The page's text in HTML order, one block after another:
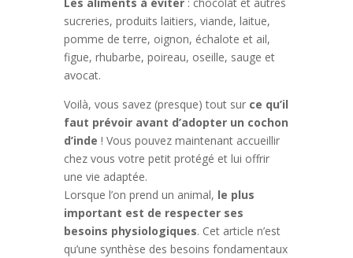
sucreries, produits laitiers, viande, laitue,
pomme de terre, oignon, échalote et ail,
figue, rhubarbe, poireau, oseille, sauge et
avocat.
Voilà, vous savez (presque) tout sur ce qu’il
faut prévoir avant d’adopter un cochon
d’inde ! Vous pouvez maintenant accueillir
chez vous votre petit protégé et lui offrir
une vie adaptée.
Lorsque l’on prend un animal, le plus
important est de respecter ses
besoins physiologiques. Cet article n’est
qu’une synthèse des besoins fondamentaux